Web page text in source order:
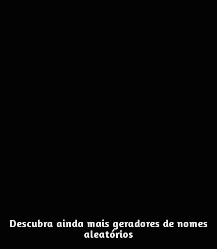
Descubra ainda mais geradores de nomes
aleatórios